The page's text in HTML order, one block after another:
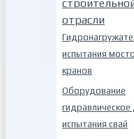
испытания
кранов
Оборудование
гидравлическое
испытания свай